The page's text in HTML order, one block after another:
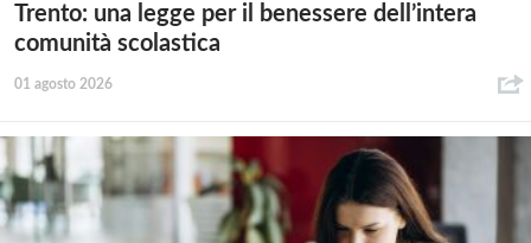
Trento: una legge per il benessere dell’intera
comunità scolastica
01 agosto 2026